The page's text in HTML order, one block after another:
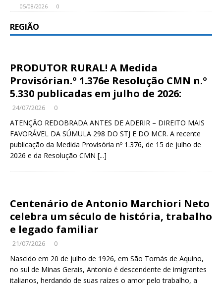
05/08/2026 0
REGIÃO
PRODUTOR RURAL! A Medida
Provisórian.º 1.376e Resolução CMN n.º
5.330 publicadas em julho de 2026:
24/07/2026 0
ATENÇÃO REDOBRADA ANTES DE ADERIR – DIREITO MAIS
FAVORÁVEL DA SÚMULA 298 DO STJ E DO MCR. A recente
publicação da Medida Provisória nº 1.376, de 15 de julho de
2026 e da Resolução CMN [...]
Centenário de Antonio Marchiori Neto
celebra um século de história, trabalho
e legado familiar
21/07/2026 0
Nascido em 20 de julho de 1926, em São Tomás de Aquino,
no sul de Minas Gerais, Antonio é descendente de imigrantes
italianos, herdando de suas raízes o amor pelo trabalho, a